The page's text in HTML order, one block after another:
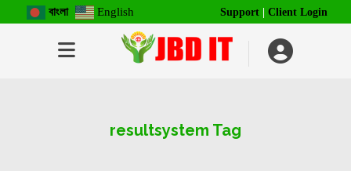
বাংলা English Support Client Login
resultsystem Tag